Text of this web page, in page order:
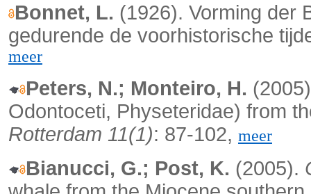
Bonnet, L. (1926). Vorming der
gedurende de voorhistorische
meer
Peters, N.; Monteiro, H.
Odontoceti, Physeteridae) from
Rotterdam 11(1): 87-102, meer
Bianucci, G.; Post, K. (2005).